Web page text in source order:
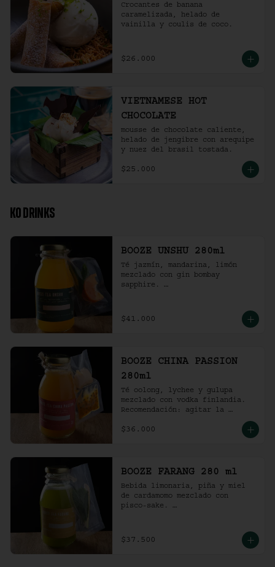
Crocantes de banana
caramelizada, helado de
vainilla y coulis de coco.
$26.000
VIETNAMESE HOT
CHOCOLATE
mousse de chocolate caliente,
helado de jengibre con arequipe
y nuez del brasil tostada.
$25.000
KO DRINKS
BOOZE UNSHU 280ml
Té jazmín, mandarina, limón
mezclado con gin bombay
sapphire.
con hielo al gusto.
$41.000
BOOZE CHINA PASSION
280ml
Té oolong, lychee y gulupa
mezclado con vodka finlandia.
Recomendación: agitar la
con hielo al gusto.
$36.000
BOOZE FARANG 280 ml
Bebida limonaria, piña y miel
de cardamomo mezclado con
pisco-sake.
con hielo al gusto.
$37.500